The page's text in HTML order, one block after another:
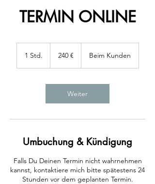
TERMIN ONLINE
1 Std.
d
240 € Beim Kunden
Weiter
Umbuchung & Kündigung
Falls Du Deinen Termin nicht wahrnehmen
kannst, kontaktiere mich bitte spätestens 24
Stunden vor dem geplanten Termin.